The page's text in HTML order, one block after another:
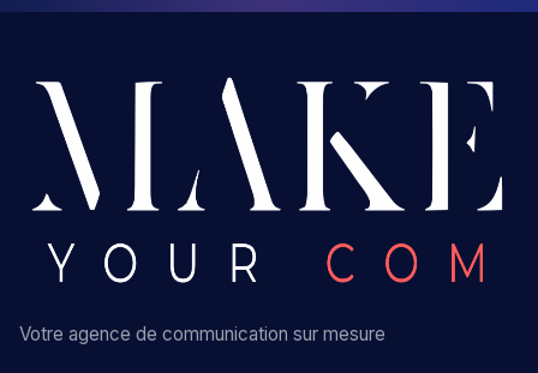
Votre agence de communication sur mesure